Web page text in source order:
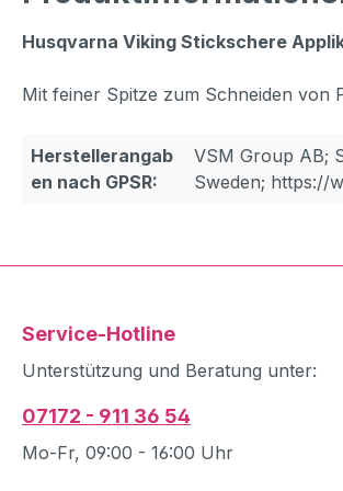
Husqvarna Viking Stickschere
Mit feiner Spitze zum Schneiden von
Herstellerangab
en nach GPSR:
VSM Group AB;
Sweden; https://
Service-Hotline
Unterstützung und Beratung unter:
07172 - 911 36 54
Mo-Fr, 09:00 - 16:00 Uhr